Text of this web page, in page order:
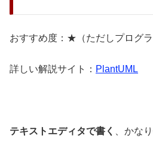
おすすめ度：★（ただしプログラ
詳しい解説サイト： PlantUML
テキストエディタで書く 、かな